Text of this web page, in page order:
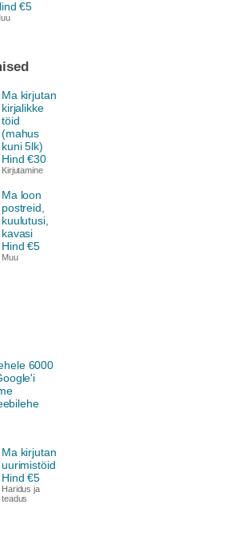
€5
Ma kirjutan
kirjalikke
töid
(mahus
kuni 5lk)
Hind €30
Kirjutamine
Ma loon
postreid,
kuulutusi,
kavasi
Hind €5
Muu
6000
Ma kirjutan
uurimistöid
Hind €5
Haridus ja
teadus